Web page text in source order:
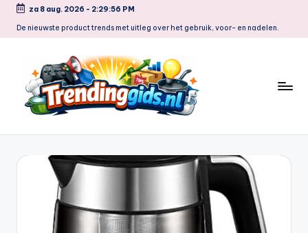
za 8 aug. 2026 - 2:29:57 PM
De nieuwste product trends met uitleg over het gebruik, voor- en nadelen.
r